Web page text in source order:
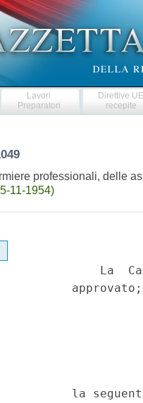
Lavori
Preparatori
Direttive
recepite
professionali, delle
11-1954)